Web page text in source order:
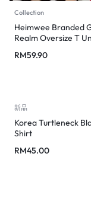
Collection
Heimwee Branded
Realm Oversize T
RM59.90
新品
Korea Turtleneck
Shirt
RM45.00